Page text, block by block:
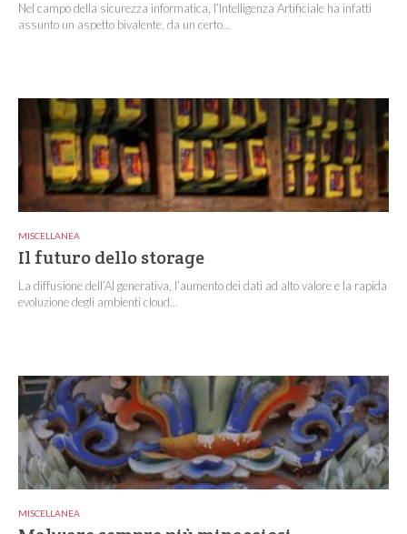
Nel campo della sicurezza informatica, l’Intelligenza Artificiale ha infatti
assunto un aspetto bivalente, da un certo...
MISCELLANEA
Il futuro dello storage
La diffusione dell’AI generativa, l’aumento dei dati ad alto valore e la rapida
evoluzione degli ambienti cloud...
MISCELLANEA